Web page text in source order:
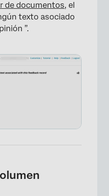
de documentos, el
texto asociado
”.